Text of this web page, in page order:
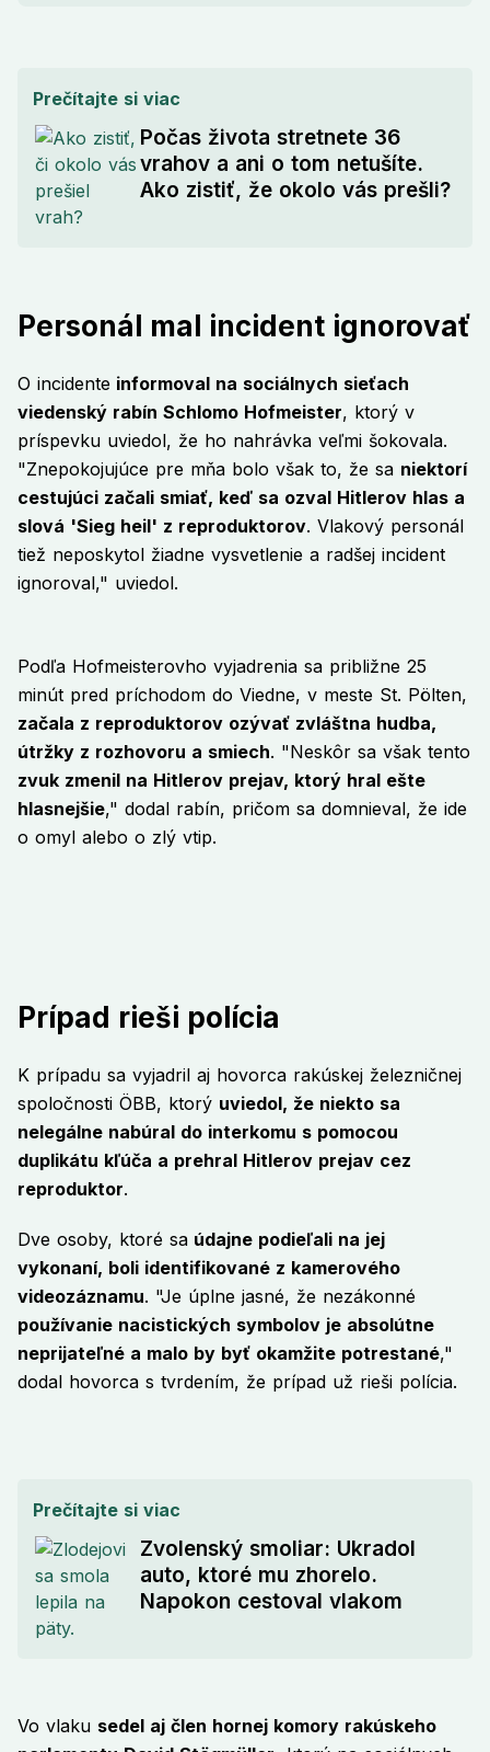
Prečítajte si viac
Počas života stretnete 36
vrahov a ani o tom netušíte.
Ako zistiť, že okolo vás prešli?
Personál mal incident ignorovať
O incidente informoval na sociálnych sieťach
viedenský rabín Schlomo Hofmeister, ktorý v
príspevku uviedol, že ho nahrávka veľmi šokovala.
"Znepokojujúce pre mňa bolo však to, že sa niektorí
cestujúci začali smiať, keď sa ozval Hitlerov hlas a
slová 'Sieg heil' z reproduktorov. Vlakový personál
tiež neposkytol žiadne vysvetlenie a radšej incident
ignoroval," uviedol.
Podľa Hofmeisterovho vyjadrenia sa približne 25
minút pred príchodom do Viedne, v meste St. Pölten,
začala z reproduktorov ozývať zvláštna hudba,
útržky z rozhovoru a smiech. "Neskôr sa však tento
zvuk zmenil na Hitlerov prejav, ktorý hral ešte
hlasnejšie," dodal rabín, pričom sa domnieval, že ide
o omyl alebo o zlý vtip.
Prípad rieši polícia
K prípadu sa vyjadril aj hovorca rakúskej železničnej
spoločnosti ÖBB, ktorý uviedol, že niekto sa
nelegálne nabúral do interkomu s pomocou
duplikátu kľúča a prehral Hitlerov prejav cez
reproduktor.
Dve osoby, ktoré sa údajne podieľali na jej
vykonaní, boli identifikované z kamerového
videozáznamu. "Je úplne jasné, že nezákonné
používanie nacistických symbolov je absolútne
neprijateľné a malo by byť okamžite potrestané,"
dodal hovorca s tvrdením, že prípad už rieši polícia.
Prečítajte si viac
Zvolenský smoliar: Ukradol
auto, ktoré mu zhorelo.
Napokon cestoval vlakom
Vo vlaku sedel aj člen hornej komory rakúskeho